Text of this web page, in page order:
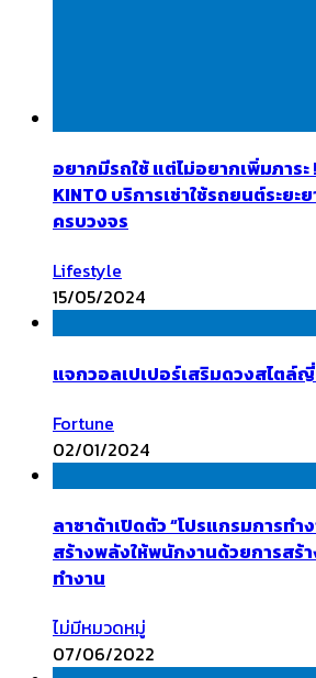
อยากมีรถใช้ แต่ไม่อยากเพิ่มภาระ
KINTO บริการเช่าใช้รถยนต์ระย
ครบวงจร
Lifestyle
15/05/2024
แจกวอลเปเปอร์เสริมดวงสไตล์
Fortune
02/01/2024
ลาซาด้าเปิดตัว “โปรแกรมการท
สร้างพลังให้พนักงานด้วยการสร้
ทำงาน
ไม่มีหมวดหมู่
07/06/2022